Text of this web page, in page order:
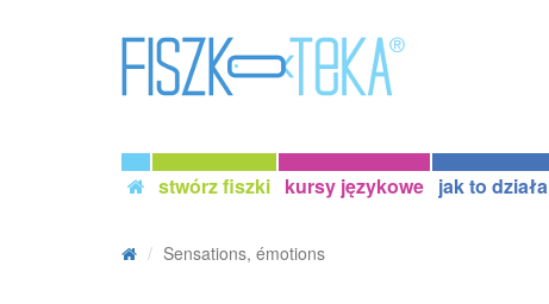
stwórz fiszki kursy językowe jak to działa
Sensations, émotions